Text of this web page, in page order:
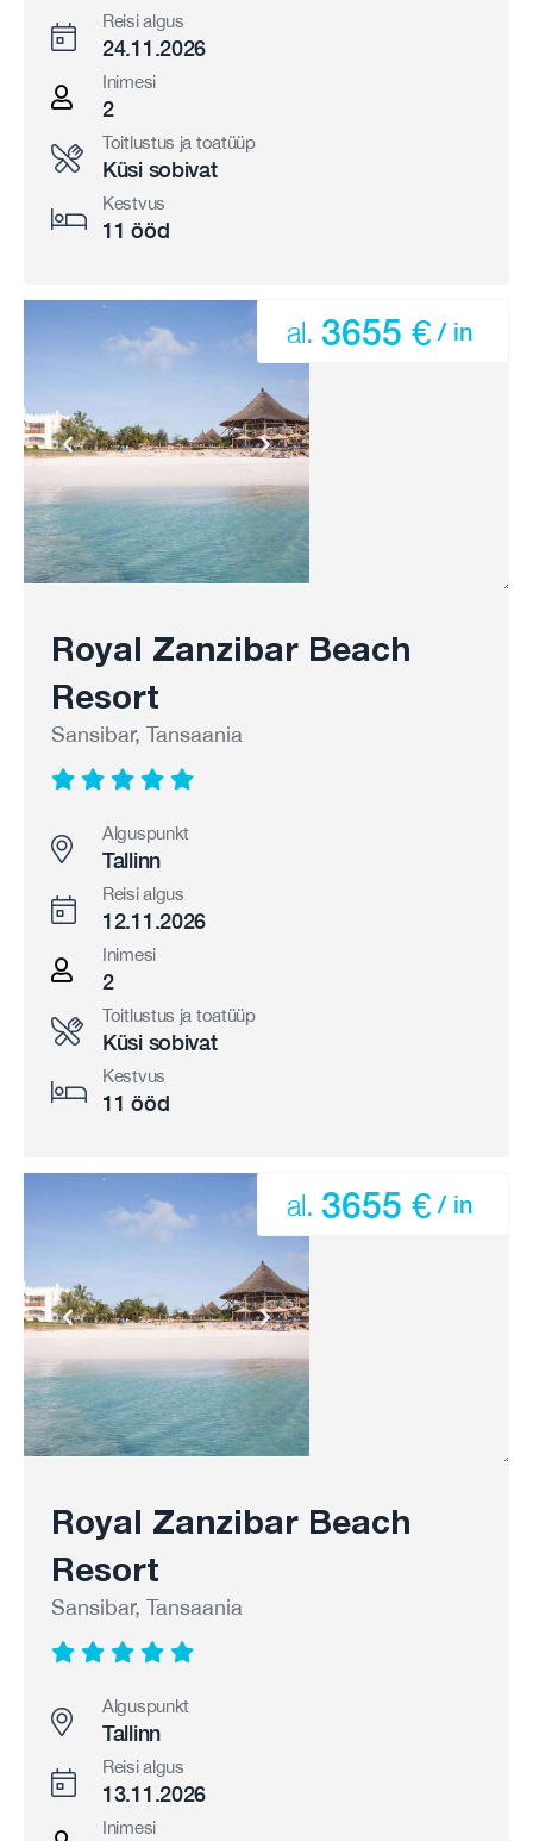
Reisi algus
24.11.2026
Inimesi
2
Toitlustus ja toatüüp
Küsi sobivat
Kestvus
11 ööd
Royal Zanzibar Beach
Resort
Sansibar, Tansaania
al. 3655 € / in
Alguspunkt
Tallinn
Reisi algus
12.11.2026
Inimesi
2
Toitlustus ja toatüüp
Küsi sobivat
Kestvus
11 ööd
Royal Zanzibar Beach
Resort
Sansibar, Tansaania
al. 3655 € / in
Alguspunkt
Tallinn
Reisi algus
13.11.2026
Inimesi